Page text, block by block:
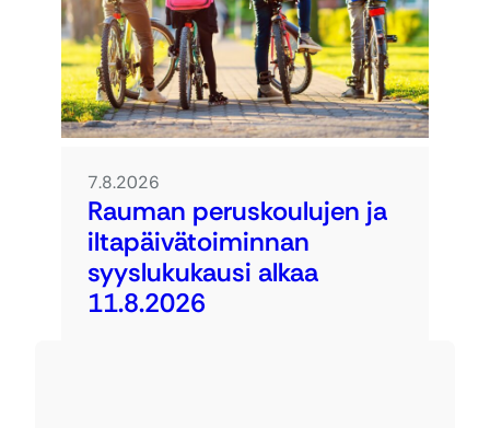
7.8.2026
Rauman peruskoulujen ja
iltapäivätoiminnan
syyslukukausi alkaa
11.8.2026